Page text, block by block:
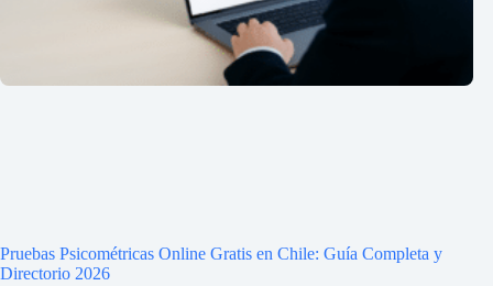
Pruebas Psicométricas Online Gratis en Chile: Guía Completa y
Directorio 2026